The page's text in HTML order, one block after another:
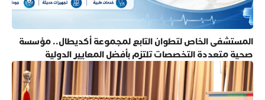
المستشفى الخاص لتطوان التابع لمجموعة أكديطال.. مؤسسة
صحية متعددة التخصصات تلتزم بأفضل المعايير الدولية